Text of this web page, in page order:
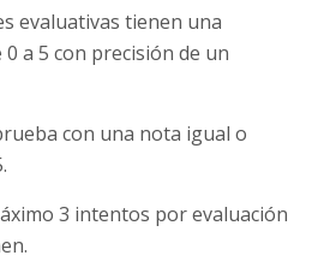
evaluativas tienen una
0 a 5 con precisión de un
con una nota igual o
3 intentos por evaluación